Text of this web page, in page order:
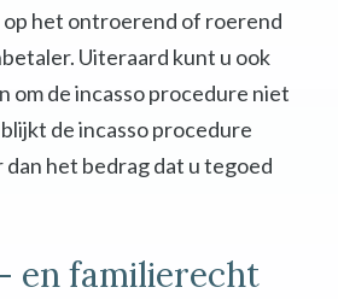
op het ontroerend of roerend
Uiteraard kunt u ook
om de incasso procedure niet
de incasso procedure
het bedrag dat u tegoed
en familierecht